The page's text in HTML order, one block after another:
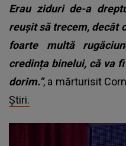
Erau ziduri de-a
reușit să trecem, decât
foarte multă
credința binelui, că va
dorim.”, a mărturisit
Știri.